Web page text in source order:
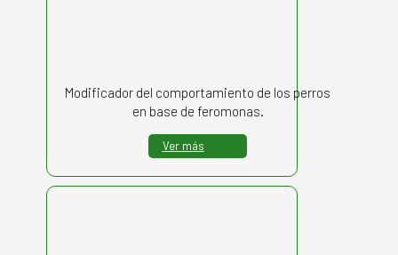
Modificador del comportamiento de los perros
en base de feromonas.
Ver más